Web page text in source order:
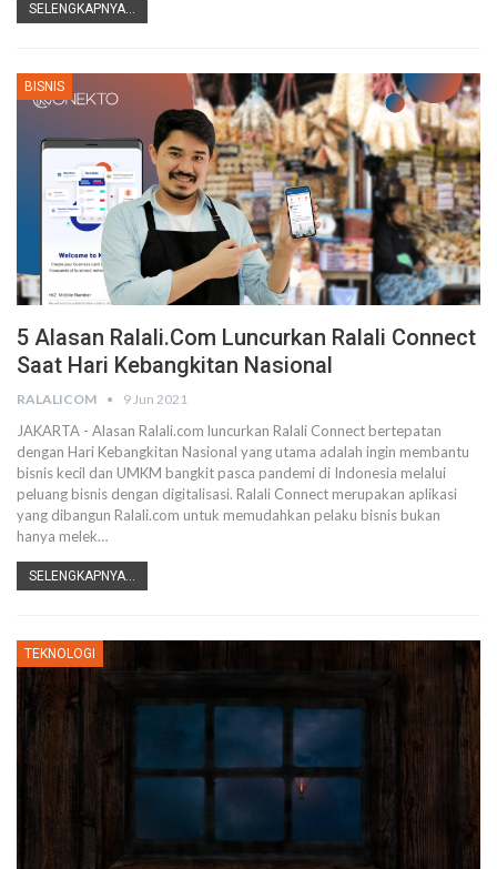
SELENGKAPNYA...
BISNIS
5 Alasan Ralali.com Luncurkan Ralali Connect
Saat Hari Kebangkitan Nasional
RALALICOM 9 Jun 2021
JAKARTA - Alasan Ralali.com luncurkan Ralali Connect bertepatan
dengan Hari Kebangkitan Nasional yang utama adalah ingin membantu
bisnis kecil dan UMKM bangkit pasca pandemi di Indonesia melalui
peluang bisnis dengan digitalisasi. Ralali Connect merupakan aplikasi
yang dibangun Ralali.com untuk memudahkan pelaku bisnis bukan
hanya melek…
SELENGKAPNYA...
TEKNOLOGI